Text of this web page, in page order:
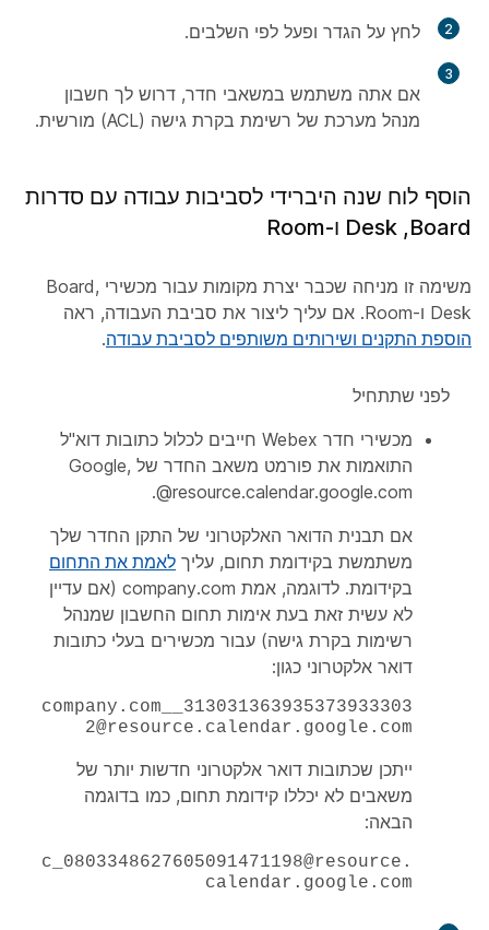
2 לחץ על הגדר ופעל לפי השלבים.
3
אם אתה משתמש במשאבי חדר, דרוש לך חשבון
מנהל מערכת של רשימת בקרת גישה (ACL) מורשית.
הוסף לוח שנה היברידי לסביבות עבודה עם סדרות
Board‏, Desk ו-Room
משימה זו מניחה שכבר יצרת מקומות עבור מכשירי Board,
Desk ו-Room. אם עליך ליצור את סביבת העבודה, ראה
הוספת התקנים ושירותים משותפים לסביבת עבודה.
לפני שתתחיל
מכשירי חדר Webex חייבים לכלול כתובות דוא"ל
התואמות את פורמט משאב החדר של Google,
@resource.calendar.google.com
.
אם תבנית הדואר האלקטרוני של התקן החדר שלך
משתמשת בקידומת תחום, עליך לאמת את התחום
בקידומת. לדוגמה, אמת company.com (אם עדיין
לא עשית זאת בעת אימות תחום החשבון שמנהל
רשימות בקרת גישה) עבור מכשירים בעלי כתובות
דואר אלקטרוני כגון:
company.com__313031363935373933303
2@resource.calendar.google.com
ייתכן שכתובות דואר אלקטרוני חדשות יותר של
משאבים לא יכללו קידומת תחום, כמו בדוגמה
הבאה:
c_0803348627605091471198@resource.
calendar.google.com